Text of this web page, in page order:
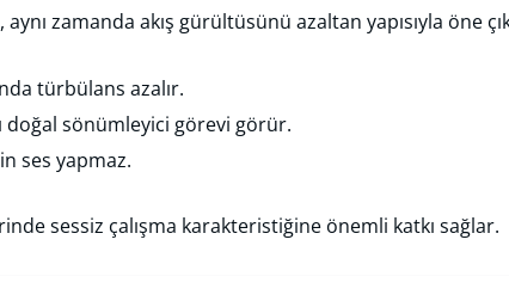
aynı zamanda akış gürültüsünü azaltan yapısıyla öne
türbülans azalır.
doğal sönümleyici görevi görür.
ses yapmaz.
sessiz çalışma karakteristiğine önemli katkı sağlar.